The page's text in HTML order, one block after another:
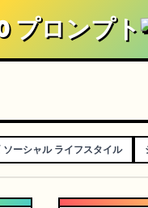
プロンプト
ーシャル ライフスタイル